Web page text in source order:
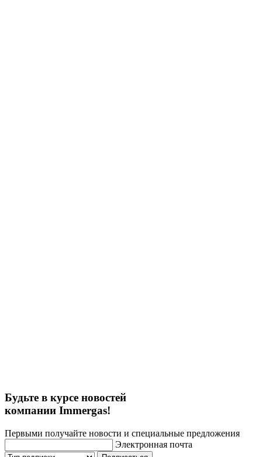
Будьте в курсе новостей
компании Immergas!
Первыми получайте новости и специальные предложения
Электронная почта